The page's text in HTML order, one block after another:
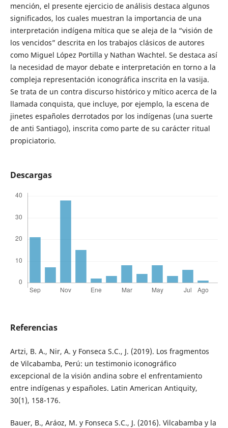
mención, el presente ejercicio de análisis destaca algunos
significados, los cuales muestran la importancia de una
interpretación indígena mítica que se aleja de la “visión de
los vencidos” descrita en los trabajos clásicos de autores
como Miguel López Portilla y Nathan Wachtel. Se destaca así
la necesidad de mayor debate e interpretación en torno a la
compleja representación iconográfica inscrita en la vasija.
Se trata de un contra discurso histórico y mítico acerca de la
llamada conquista, que incluye, por ejemplo, la escena de
jinetes españoles derrotados por los indígenas (una suerte
de anti Santiago), inscrita como parte de su carácter ritual
propiciatorio.
Descargas
Referencias
Artzi, B. A., Nir, A. y Fonseca S.C., J. (2019). Los fragmentos
de Vilcabamba, Perú: un testimonio iconográfico
excepcional de la visión andina sobre el enfrentamiento
entre indígenas y españoles. Latin American Antiquity,
30(1), 158-176.
Bauer, B., Aráoz, M. y Fonseca S.C., J. (2016). Vilcabamba y la